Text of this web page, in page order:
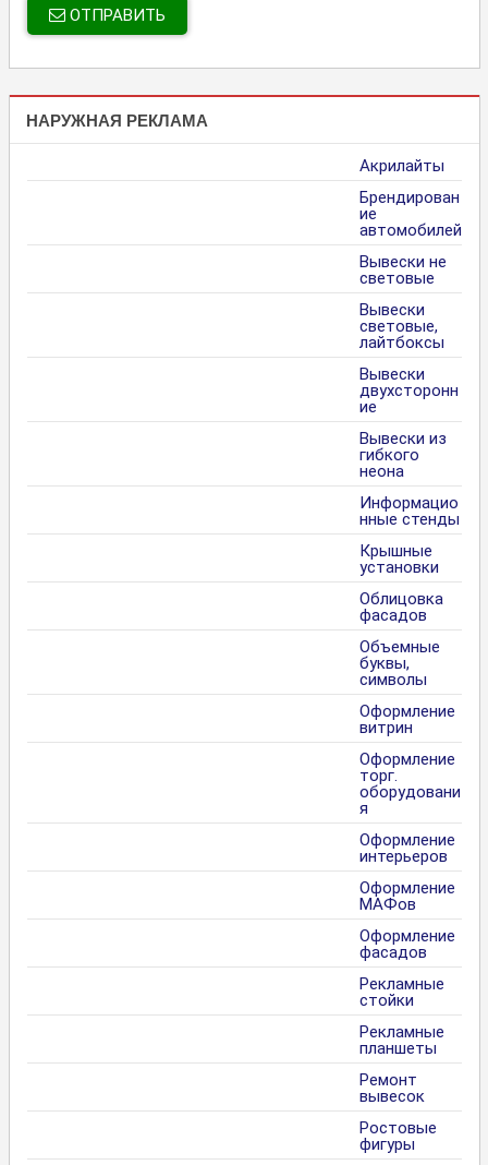
ОТПРАВИТЬ
НАРУЖНАЯ РЕКЛАМА
Акрилайты
Брендирован
ие
автомобилей
Вывески не
световые
Вывески
световые,
лайтбоксы
Вывески
двухсторонн
ие
Вывески из
гибкого
неона
Информацио
нные стенды
Крышные
установки
Облицовка
фасадов
Объемные
буквы,
символы
Оформление
витрин
Оформление
торг.
оборудовани
я
Оформление
интерьеров
Оформление
МАФов
Оформление
фасадов
Рекламные
стойки
Рекламные
планшеты
Ремонт
вывесок
Ростовые
фигуры